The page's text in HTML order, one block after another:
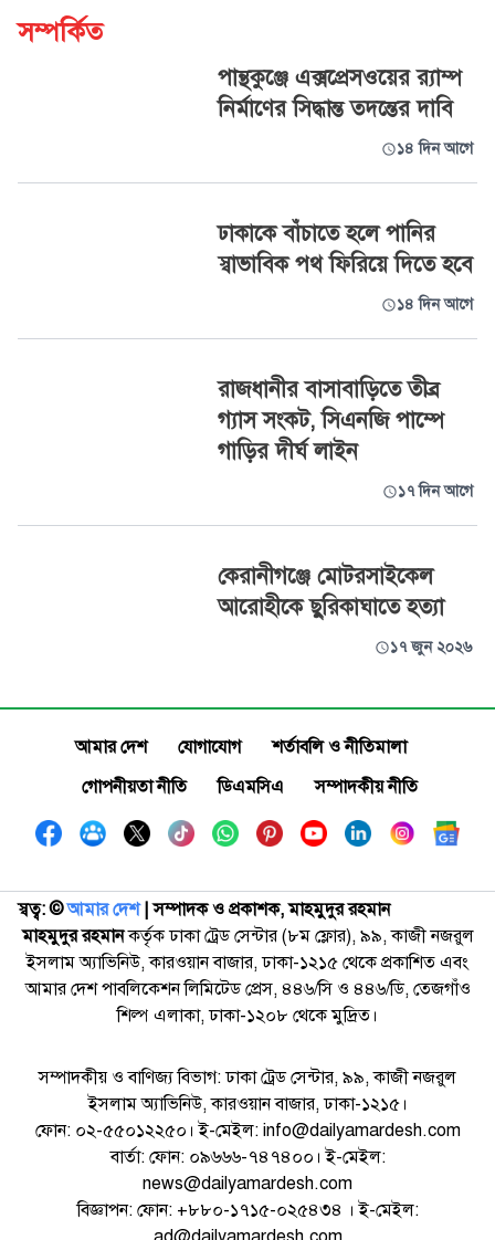
সম্পর্কিত
পান্থকুঞ্জে এক্সপ্রেসওয়ের র‌্যাম্প
নির্মাণের সিদ্ধান্ত তদন্তের দাবি
১৪ দিন আগে
ঢাকাকে বাঁচাতে হলে পানির
স্বাভাবিক পথ ফিরিয়ে দিতে হবে
১৪ দিন আগে
রাজধানীর বাসাবাড়িতে তীব্র
গ্যাস সংকট, সিএনজি পাম্পে
গাড়ির দীর্ঘ লাইন
১৭ দিন আগে
কেরানীগঞ্জে মোটরসাইকেল
আরোহীকে ছুরিকাঘাতে হত্যা
১৭ জুন ২০২৬
আমার দেশ যোগাযোগ
শর্তাবলি ও নীতিমালা
গোপনীয়তা নীতি
ডিএমসিএ সম্পাদকীয় নীতি
স্বত্ব: ©️আমার দেশ| সম্পাদক ও প্রকাশক, মাহমুদুর রহমান
মাহমুদুর রহমানকর্তৃক ঢাকা ট্রেড সেন্টার (৮ম ফ্লোর), ৯৯, কাজী নজরুল
ইসলাম অ্যাভিনিউ, কারওয়ান বাজার, ঢাকা-১২১৫ থেকে প্রকাশিত এবং
আমার দেশ পাবলিকেশন লিমিটেড প্রেস, ৪৪৬/সি ও ৪৪৬/ডি, তেজগাঁও
শিল্প এলাকা, ঢাকা-১২০৮ থেকে মুদ্রিত।
সম্পাদকীয় ও বাণিজ্য বিভাগ: ঢাকা ট্রেড সেন্টার, ৯৯, কাজী নজরুল
ইসলাম অ্যাভিনিউ, কারওয়ান বাজার, ঢাকা-১২১৫।
ফোন: ০২-৫৫০১২২৫০। ই-মেইল: info@dailyamardesh.com
বার্তা: ফোন: ০৯৬৬৬-৭৪৭৪০০। ই-মেইল:
news@dailyamardesh.com
বিজ্ঞাপন: ফোন: +৮৮০-১৭১৫-০২৫৪৩৪ । ই-মেইল: